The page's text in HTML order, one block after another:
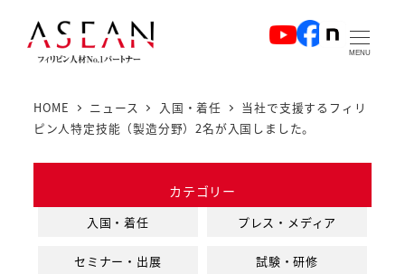
MENU
HOME ニュース 入国・着任
当社で支援するフィリ
ピン人特定技能（製造分野）2名が入国しました。
カテゴリー
入国・着任 プレス・メディア
セミナー・出展 試験・研修